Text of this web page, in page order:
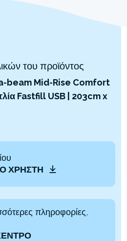
του προϊόντος
beam Mid-Rise Comfort
Fastfill USB | 203cm x
ΧΡΉΣΤΗ
πληροφορίες,